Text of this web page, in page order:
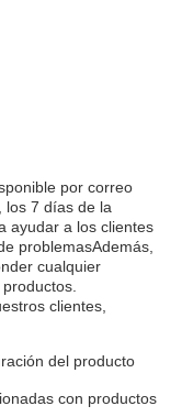
por correo
los 7 días de la
ayudar a los clientes
problemasAdemás,
cualquier
clientes,
del producto
con productos